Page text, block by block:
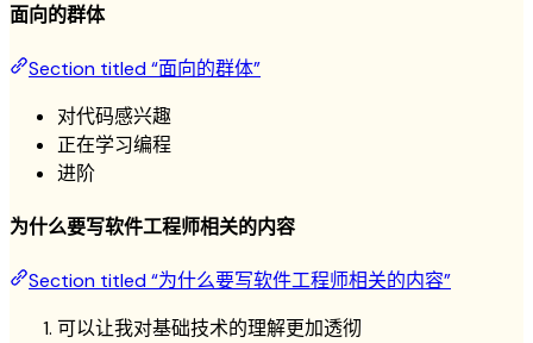
面向的群体
Section titled “面向的群体”
对代码感兴趣
正在学习编程
进阶
为什么要写软件工程师相关的内容
Section titled “为什么要写软件工程师相关的内容”
可以让我对基础技术的理解更加透彻